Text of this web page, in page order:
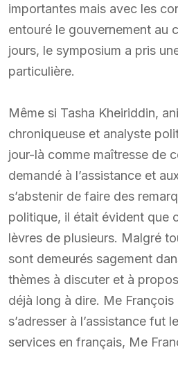
importantes mais avec les
entouré le gouvernement au
jours, le symposium a pris
particulière.
Même si Tasha Kheiriddin,
chroniqueuse et analyste
jour-là comme maîtresse de
demandé à l’assistance et
s’abstenir de faire des
politique, il était évident que
lèvres de plusieurs. Malgré
sont demeurés sagement
thèmes à discuter et à
déjà long à dire. Me
s’adresser à l’assistance fut
services en français, Me